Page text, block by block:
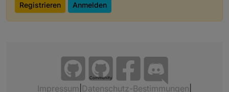
Registrieren Anmelden
Community
Impressum Datenschutz-Bestimmungen